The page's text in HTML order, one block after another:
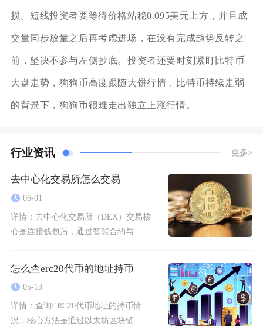
损。短线投资者要等待价格站稳0.095美元上方，并且成
交量同步放量之后再考虑进场，在没有完成趋势反转之
前，坚决不参与左侧抄底。投资者还要时刻紧盯比特币
大盘走势，狗狗币高度跟随大饼行情，比特币持续走弱
的背景下，狗狗币很难走出独立上涨行情。
行业资讯 更多>
去中心化交易所怎么交易
06-01
详情： 去中心化交易所（DEX）交易核
心是连接钱包后，通过智能合约与...
怎么查erc20代币的地址持币
05-13
详情： 查询ERC20代币地址的持币情
况，核心方法是通过以太坊区块链...